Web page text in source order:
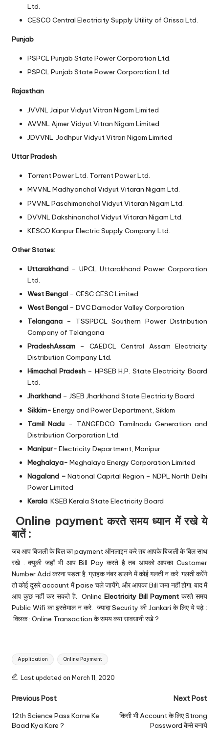
Ltd.
CESCO Central Electricity Supply Utility of Orissa Ltd.
Punjab
PSPCLPunjab State Power Corporation Ltd.
PSPCLPunjab State Power Corporation Ltd.
Rajasthan
JVVNLJaipur Vidyut Vitran Nigam Limited
AVVNLAjmer Vidyut Vitran Nigam Limited
JDVVNL Jodhpur Vidyut Vitran Nigam Limited
Uttar Pradesh
Torrent Power Ltd. Torrent Power Ltd.
MVVNLMadhyanchal Vidyut Vitaran Nigam Ltd.
PVVNL Paschimanchal Vidyut Vitaran Nigam Ltd.
DVVNLDakshinanchal Vidyut Vitaran Nigam Ltd.
KESCO Kanpur Electric Supply Company Ltd.
Other States:
Uttarakhand – UPCL Uttarakhand Power Corporation
Ltd.
West Bengal – CESCCESC Limited
West Bengal – DVCDamodar Valley Corporation
Telangana – TSSPDCLSouthern Power Distribution
Company of Telangana
PradeshAssam – CAEDCLCentral Assam Electricity
Distribution Company Ltd.
Himachal Pradesh– HPSEBH.P. State Electricity Board
Ltd.
Jharkhand – JSEB Jharkhand State Electricity Board
Sikkim- Energy and Power Department, Sikkim
Tamil Nadu – TANGEDCO Tamilnadu Generation and
Distribution Corporation Ltd.
Manipur- Electricity Department, Manipur
Meghalaya- Meghalaya Energy Corporation Limited
Nagaland – National Capital Region – NDPLNorth Delhi
Power Limited
Kerala KSEB Kerala State Electricity Board
Online payment करते समय ध्यान में रखे ये
बातें :
जब आप बिजली के बिल का payment ऑनलाइन करे तब आपके बिजली के बिल साथ
रखे . क्युकी जहाँ भी आप Bill Pay करते है तब आपको आपका Customer
Number Add करना पड़ता है. ग्राहक नंबर डालने में कोई गलती न करे. गलती करेंगे
तो कोई दुसरे account में paise चले जायेंगे. और आपका Bill जमा नहीं होगा. बाद में
आप कुछ नहीं कर सकते है. OnlineElectricity Bill Paymentकरते समय
Public Wifi का इस्तेमाल न करे. ज्यादा Security की Jankari के लिए ये पढ़े :
क्लिक : Online Transaction के समय क्या सावधानी रखे ?
Tags:
Application Online Payment
Last updated on March 11, 2020
Post
navigation
Previous Post
12th Science Pass Karne Ke
Baad Kya Kare ?
Next Post
किसी भी Account के लिए Strong
Password कैसे बनाये